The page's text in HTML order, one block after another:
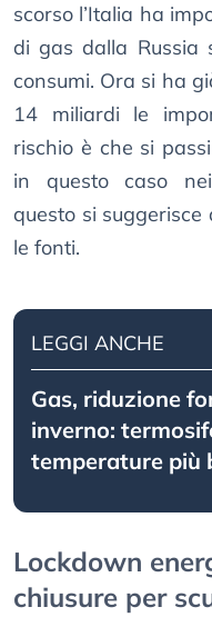
scorso l’Italia ha
di gas dalla Russia
consumi. Ora si ha
14 miliardi le
rischio è che si
in questo caso
questo si suggerisce
le fonti.
LEGGI ANCHE
Gas, riduzione
inverno:
temperature più
Lockdown
chiusure per